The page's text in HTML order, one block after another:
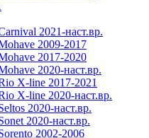
2021-наст.вр.
2009-2017
2017-2020
2020-наст.вр.
X-line 2017-2021
X-line 2020-наст.вр.
2020-наст.вр.
2020-наст.вр.
2002-2006